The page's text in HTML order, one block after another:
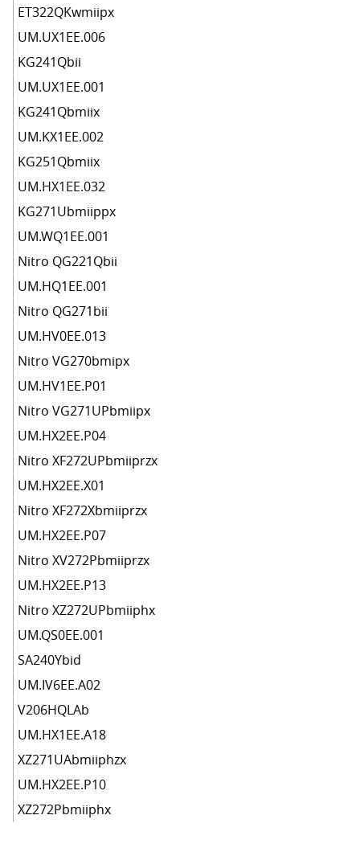
ET322QKwmiipx
UM.UX1EE.006
KG241Qbii
UM.UX1EE.001
KG241Qbmiix
UM.KX1EE.002
KG251Qbmiix
UM.HX1EE.032
KG271Ubmiippx
UM.WQ1EE.001
Nitro QG221Qbii
UM.HQ1EE.001
Nitro QG271bii
UM.HV0EE.013
Nitro VG270bmipx
UM.HV1EE.P01
Nitro VG271UPbmiipx
UM.HX2EE.P04
Nitro XF272UPbmiiprzx
UM.HX2EE.X01
Nitro XF272Xbmiiprzx
UM.HX2EE.P07
Nitro XV272Pbmiiprzx
UM.HX2EE.P13
Nitro XZ272UPbmiiphx
UM.QS0EE.001
SA240Ybid
UM.IV6EE.A02
V206HQLAb
UM.HX1EE.A18
XZ271UAbmiiphzx
UM.HX2EE.P10
XZ272Pbmiiphx